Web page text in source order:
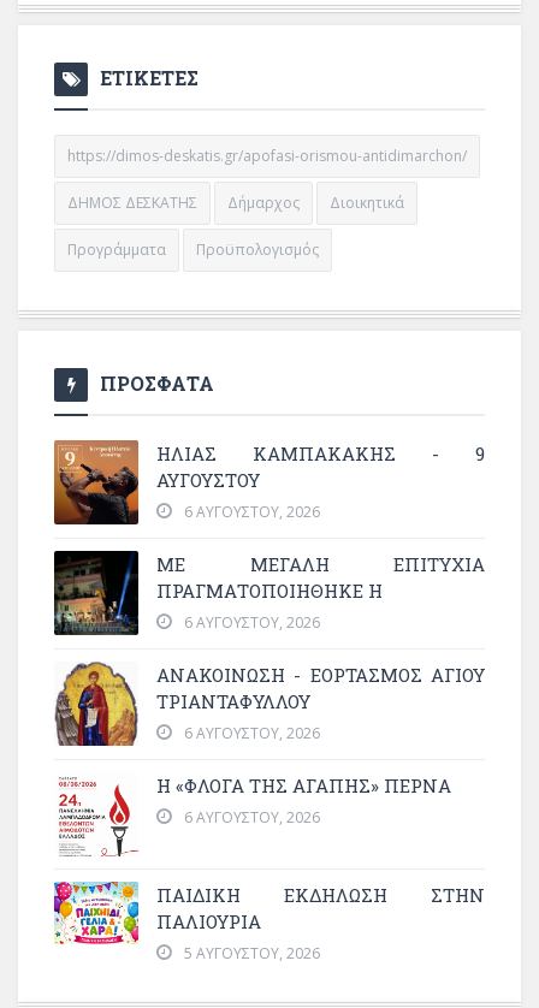
ΕΤΙΚΕΤΕΣ
https://dimos-deskatis.gr/apofasi-orismou-antidimarchon/
ΔΗΜΟΣ ΔΕΣΚΑΤΗΣ Δήμαρχος Διοικητικά
Προγράμματα Προϋπολογισμός
ΠΡΟΣΦΑΤΑ
ΗΛΙΑΣ ΚΑΜΠΑΚΑΚΗΣ - 9
ΑΥΓΟΥΣΤΟΥ
6 ΑΥΓΟΎΣΤΟΥ, 2026
ΜΕ ΜΕΓΆΛΗ ΕΠΙΤΥΧΊΑ
ΠΡΑΓΜΑΤΟΠΟΙΉΘΗΚΕ Η
6 ΑΥΓΟΎΣΤΟΥ, 2026
ΑΝΑΚΟΙΝΩΣΗ - ΕΟΡΤΑΣΜΟΣ ΑΓΙΟΥ
ΤΡΙΑΝΤΑΦΥΛΛΟΥ
6 ΑΥΓΟΎΣΤΟΥ, 2026
Η «ΦΛΌΓΑ ΤΗΣ ΑΓΆΠΗΣ» ΠΕΡΝΆ
6 ΑΥΓΟΎΣΤΟΥ, 2026
ΠΑΙΔΙΚΗ ΕΚΔΗΛΩΣΗ ΣΤΗΝ
ΠΑΛΙΟΥΡΙΑ
5 ΑΥΓΟΎΣΤΟΥ, 2026